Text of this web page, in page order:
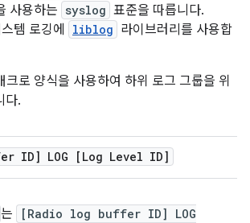
사용하는 syslog 표준을 따릅니다.
템 로깅에
liblog 라이브러리를 사용합
크로 양식을 사용하여 하위 로그 그룹을 위
다.
ID] LOG [Log Level ID]
는
[Radio log buffer ID] LOG